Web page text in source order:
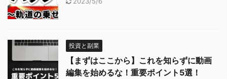
投資と副業
【まずはここから】これを知らずに動画
編集を始めるな！重要ポイント5選！